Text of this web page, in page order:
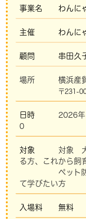
事業名 わんに
主催 わんに
顧問 串田久
場所 横浜産貿
〒231-
日時 2026
0
対象 対象
る方、これから飼
ペット防災・
て学びたい方
入場料 無料